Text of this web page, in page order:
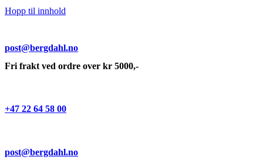
Hopp til innhold
post@bergdahl.no
Fri frakt ved ordre over kr 5000,-
+47 22 64 58 00
post@bergdahl.no